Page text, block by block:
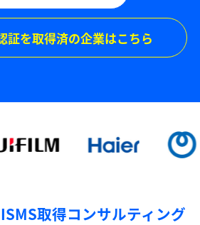
証を取得済の企業はこちら
取得コンサルティング